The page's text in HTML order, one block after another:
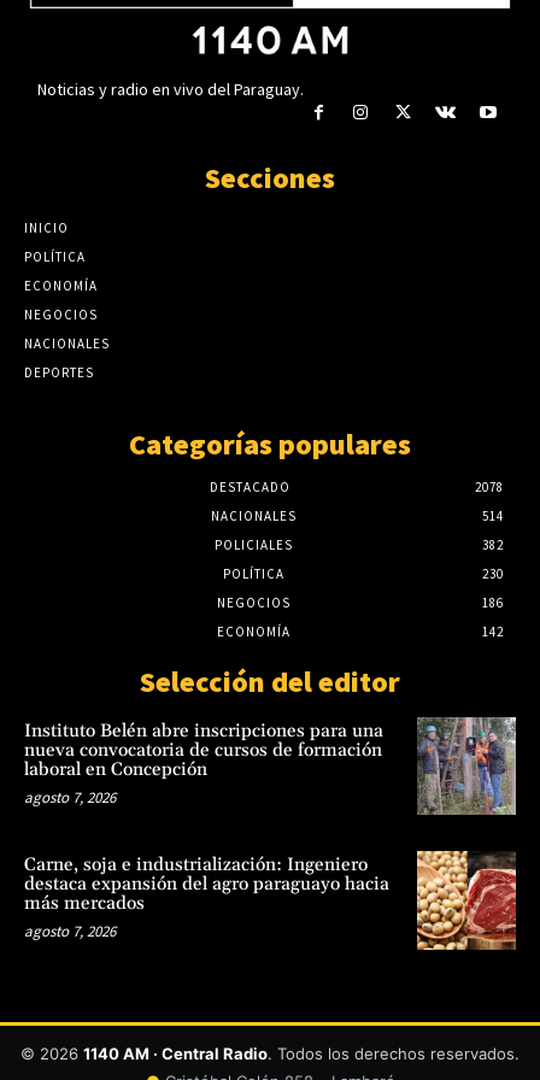
Noticias y radio en vivo del Paraguay.
Secciones
INICIO
POLÍTICA
ECONOMÍA
NEGOCIOS
NACIONALES
DEPORTES
Categorías populares
DESTACADO
2078
NACIONALES
514
POLICIALES
382
POLÍTICA
230
NEGOCIOS
186
ECONOMÍA
142
Selección del editor
Instituto Belén abre inscripciones para una
nueva convocatoria de cursos de formación
laboral en Concepción
agosto 7, 2026
Carne, soja e industrialización: Ingeniero
destaca expansión del agro paraguayo hacia
más mercados
agosto 7, 2026
© 2026 1140 AM · Central Radio. Todos los derechos reservados.